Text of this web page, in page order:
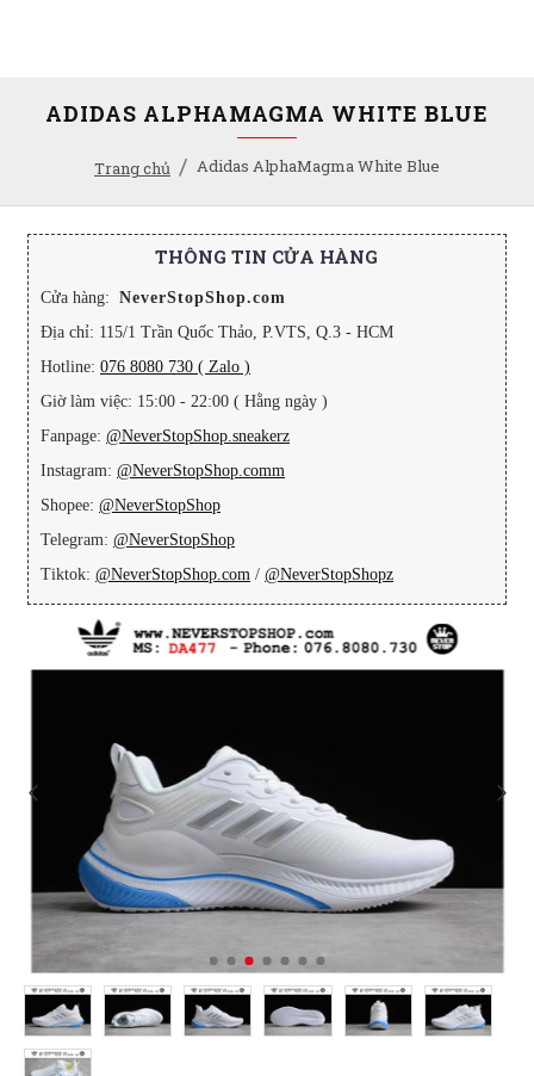
Trang chủ Adidas AlphaMagma White Blue
ADIDAS ALPHAMAGMA WHITE BLUE
THÔNG TIN CỬA HÀNG
Cửa hàng: NeverStopShop.com
Địa chỉ: 115/1 Trần Quốc Thảo, P.VTS, Q.3 - HCM
Hotline: 076 8080 730 ( Zalo )
Giờ làm việc: 15:00 - 22:00 ( Hằng ngày )
Fanpage: @NeverStopShop.sneakerz
Instagram: @NeverStopShop.comm
Shopee: @NeverStopShop
Telegram: @NeverStopShop
Tiktok: @NeverStopShop.com / @NeverStopShopz